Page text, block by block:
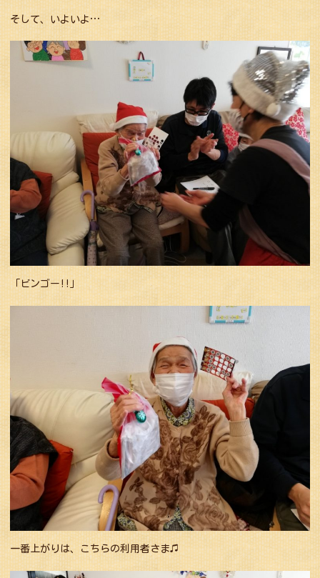
そして、いよいよ…
「ビンゴー!!」
一番上がりは、こちらの利用者さま♫